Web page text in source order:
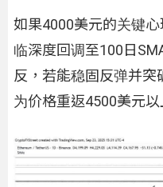
如果4000美元的关键
临深度回调至100日
反，若能稳固反弹并突
为价格重返4500美元